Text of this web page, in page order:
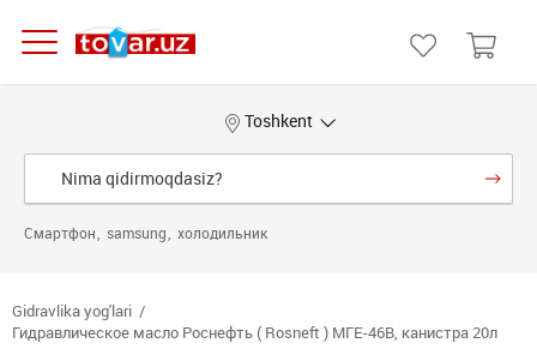
Toshkent
Смартфон samsung холодильник
Gidravlika yog'lari
Гидравлическое масло Роснефть ( Rosneft ) МГЕ-46В, канистра 20л